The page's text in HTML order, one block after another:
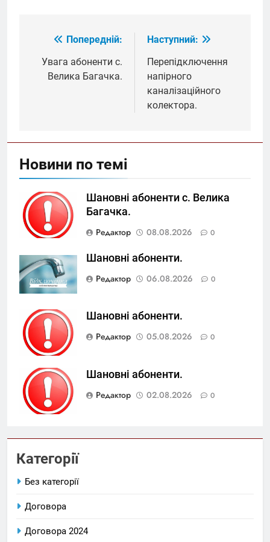
Навігація
записів
Попередній:
Увага абоненти с.
Велика Багачка.
Наступний:
Перепідключення
напірного
каналізаційного
колектора.
Новини по темі
Шановні абоненти с. Велика
Багачка.
Редактор
08.08.2026 0
Шановні абоненти.
Редактор
06.08.2026 0
Шановні абоненти.
Редактор
05.08.2026 0
Шановні абоненти.
Редактор
02.08.2026 0
Категорії
Без категорії
Договора
Договора 2024